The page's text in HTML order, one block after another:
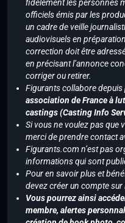
fidèlement les personnes
officiels émis par les
un cadre de veille
audiovisuels en
correction doit être
en précisant l’annonce
corriger ou retirer.
Figurants collabore
association de France à
castings (Casting Info
Si vous ne voulez pas que
merci de prendre contact
Figurants.com n’est pas
informations qui sont
Pour en savoir plus et
devez créer un compte
Vous pourrez ainsi
membre, alertes